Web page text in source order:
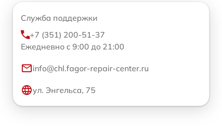
Служба поддержки
+7 (351) 200-51-37
Ежедневно с 9:00 до 21:00
info@chl.fagor-repair-center.ru
ул. Энгельса, 75